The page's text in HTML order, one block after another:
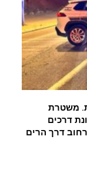
משטרת
דרכים
דרך הרים